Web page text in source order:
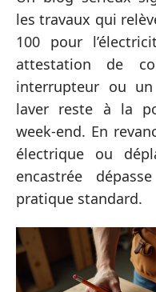
les travaux qui
100 pour
attestation de
interrupteur ou
laver reste à la
week-end. En
électrique ou
encastrée
pratique standard.